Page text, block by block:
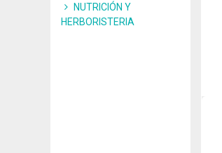
NUTRICIÓN Y
HERBORISTERIA